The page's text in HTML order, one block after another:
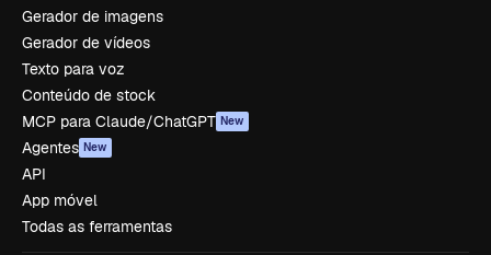
Gerador de imagens
Gerador de vídeos
Texto para voz
Conteúdo de stock
MCP para Claude/ChatGPT New
Agentes New
API
App móvel
Todas as ferramentas